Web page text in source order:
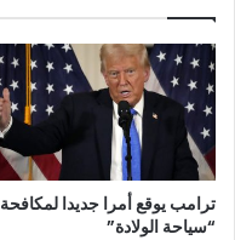
ترامب يوقع أمرا جديدا لمكافحة
“سياحة الولادة”